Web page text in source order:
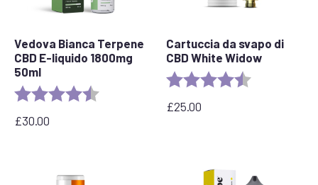
Vedova Bianca Terpene
CBD E-liquido 1800mg
50ml
Valutazione:
£30.00
Cartuccia da svapo di
CBD White Widow
Valutazione:
£25.00